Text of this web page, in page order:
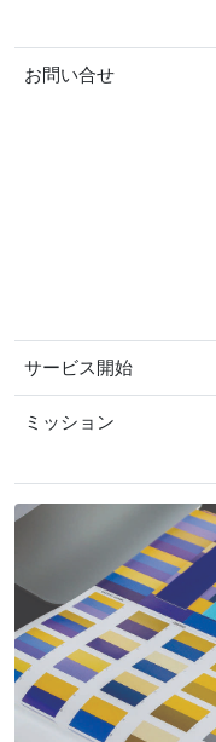
お問い合せ
サービス開始
ミッション